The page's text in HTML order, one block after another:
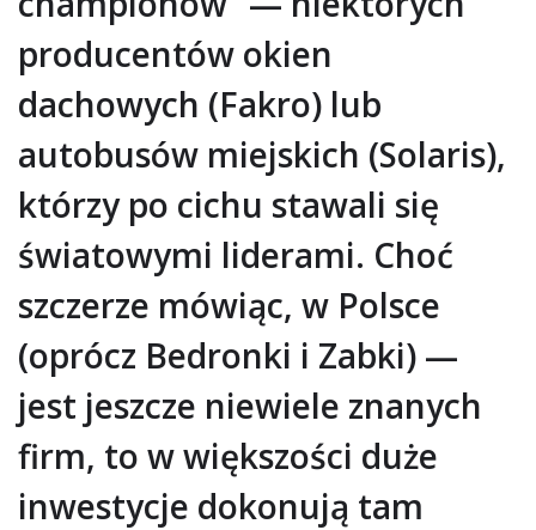
producentów okien
dachowych (Fakro) lub
autobusów miejskich (Solaris),
którzy po cichu stawali się
światowymi liderami. Choć
szczerze mówiąc, w Polsce
(oprócz Bedronki i Zabki) —
jest jeszcze niewiele znanych
firm, to w większości duże
inwestycje dokonują tam